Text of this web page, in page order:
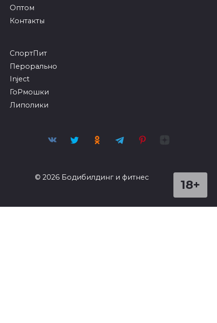
Оптом
Контакты
СпортПит
Перорально
Inject
ГоРмошки
Липолики
18+
© 2026 Бодибилдинг и фитнес